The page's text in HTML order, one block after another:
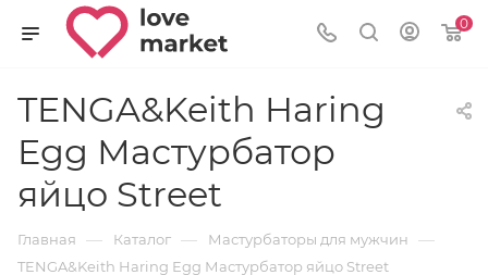
0
TENGA&Keith Haring
Egg Мастурбатор
яйцо Street
Главная — Каталог — Мастурбаторы для мужчин —
TENGA&Keith Haring Egg Мастурбатор яйцо Street